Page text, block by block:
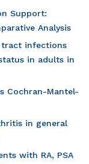
Support:
Analysis
infections
in adults in
Cochran-Mantel-
in general
with RA, PSA